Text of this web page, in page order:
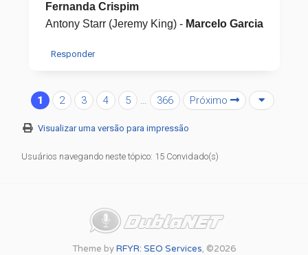
Fernanda Crispim
Antony Starr (Jeremy King) - Marcelo Garcia
Responder
1 2 3 4 5 … 366 Próximo
Visualizar uma versão para impressão
Usuários navegando neste tópico: 15 Convidado(s)
Theme byRFYR: SEO Services, ©2026